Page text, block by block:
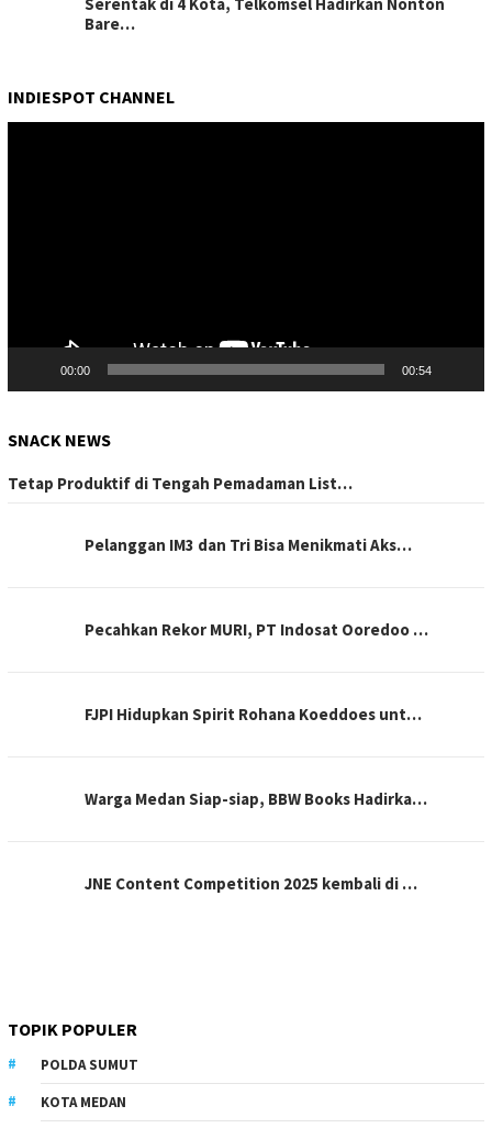
Serentak di 4 Kota, Telkomsel Hadirkan Nonton
Bare…
INDIESPOT CHANNEL
00:00 00:54
SNACK NEWS
Tetap Produktif di Tengah Pemadaman List…
Pelanggan IM3 dan Tri Bisa Menikmati Aks…
Pecahkan Rekor MURI, PT Indosat Ooredoo …
FJPI Hidupkan Spirit Rohana Koeddoes unt…
Warga Medan Siap-siap, BBW Books Hadirka…
JNE Content Competition 2025 kembali di …
TOPIK POPULER
POLDA SUMUT
KOTA MEDAN